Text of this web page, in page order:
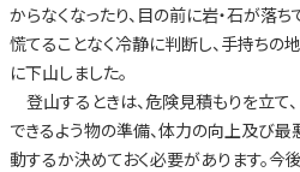
からなくなったり、目の前に岩・石が落ち
慌てることなく冷静に判断し、手持ちの
に下山しました。
登山するときは、危険見積もりを立て
できるよう物の準備、体力の向上及び
動するか決めておく必要があります。今